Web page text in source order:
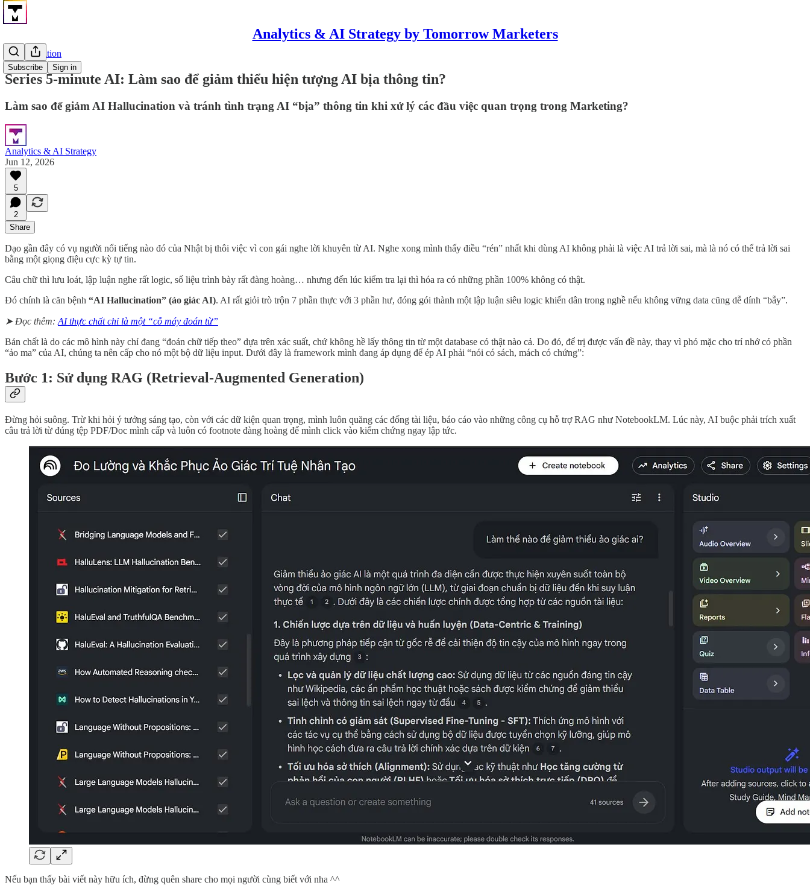
Analytics & AI Strategy by Tomorrow Marketers
Subscribe Sign in
AI Application
Series 5-minute AI: Làm sao để giảm thiểu hiện tượng AI bịa thông tin?
Làm sao để giảm AI Hallucination và tránh tình trạng AI “bịa” thông tin khi xử lý các đầu việc quan trọng trong Marketing?
Analytics & AI Strategy
Jun 12, 2026
5
2
Share
Dạo gần đây có vụ người nổi tiếng nào đó của Nhật bị thôi việc vì con gái nghe lời khuyên từ AI. Nghe xong mình thấy điều “rén” nhất khi dùng AI không phải là việc AI trả lời sai, mà là nó có thể trả lời sai
bằng một giọng điệu cực kỳ tự tin.
Câu chữ thì lưu loát, lập luận nghe rất logic, số liệu trình bày rất đàng hoàng… nhưng đến lúc kiểm tra lại thì hóa ra có những phần 100% không có thật.
Đó chính là căn bệnh “AI Hallucination” (ảo giác AI). AI rất giỏi trò trộn 7 phần thực với 3 phần hư, đóng gói thành một lập luận siêu logic khiến dân trong nghề nếu không vững data cũng dễ dính “bẫy”.
➤ Đọc thêm: AI thực chất chỉ là một “cỗ máy đoán từ”
Bản chất là do các mô hình này chỉ đang “đoán chữ tiếp theo” dựa trên xác suất, chứ không hề lấy thông tin từ một database có thật nào cả. Do đó, để trị được vấn đề này, thay vì phó mặc cho trí nhớ có phần
“ảo ma” của AI, chúng ta nên cấp cho nó một bộ dữ liệu input. Dưới đây là framework mình đang áp dụng để ép AI phải “nói có sách, mách có chứng”:
Bước 1: Sử dụng RAG (Retrieval-Augmented Generation)
Đừng hỏi suông. Trừ khi hỏi ý tưởng sáng tạo, còn với các dữ kiện quan trọng, mình luôn quăng các đống tài liệu, báo cáo vào những công cụ hỗ trợ RAG như NotebookLM. Lúc này, AI buộc phải trích xuất
câu trả lời từ đúng tệp PDF/Doc mình cấp và luôn có footnote đàng hoàng để mình click vào kiểm chứng ngay lập tức.
Nếu bạn thấy bài viết này hữu ích, đừng quên share cho mọi người cùng biết với nha ^^